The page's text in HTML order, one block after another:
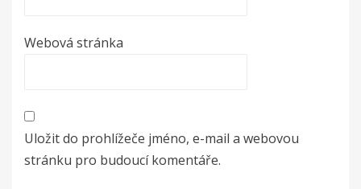
Webová stránka
Uložit do prohlížeče jméno, e-mail a webovou
stránku pro budoucí komentáře.